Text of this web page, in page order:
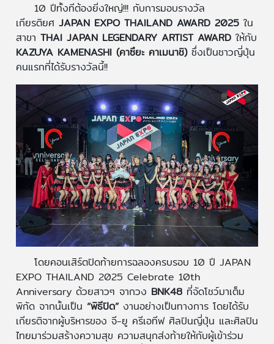
10 ปีทั้งทีต้องยิ่งใหญ่!!! กับการมอบรางวัล
เกียรติยศ JAPAN EXPO THAILAND AWARD 2025ใน
สาขา THAI JAPAN LEGENDARY ARTIST AWARD ให้กับ
KAZUYA KAMENASHI (คาซึยะ คาเมนาชิ) ซึ่งเป็นชาวญี่ปุ่น
คนแรกที่ได้รับรางวัลนี้!!
โดยคอนเสิร์ตปิดท้ายการฉลองครบรอบ 10 ปี JAPAN
EXPO THAILAND 2025 Celebrate 10th
Anniversary ด้วยสาวๆ จากวง BNK48ที่จัดโชว์มาเต็ม
พิกัด จากนั้นเป็น “พิธีปิด”งานอย่างเป็นทางการ โดยได้รับ
เกียรติจากผู้บริหารของ จี-ยู ครีเอทีฟ ศิลปินญี่ปุ่น และศิลปิน
ไทยมาร่วมสร้างความสุข ความสนุกส่งท้ายให้กับผู้เข้าร่วม